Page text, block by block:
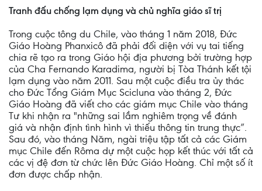
Tranh đấu chống lạm dụng và chủ nghĩa giáo sĩ trị
Trong cuộc tông du Chile, vào tháng 1 năm 2018, Đức
Giáo Hoàng Phanxicô đã phải đối diện với vụ tai tiếng
chia rẽ tạo ra trong Giáo hội địa phương bởi trường hợp
của Cha Fernando Karadima, người bị Tòa Thánh kết tội
lạm dụng vào năm 2011. Sau một cuộc điều tra ủy thác
cho Đức Tổng Giám Mục Scicluna vào tháng 2, Đức
Giáo Hoàng đã viết cho các giám mục Chile vào tháng
Tư khi nhận ra "những sai lầm nghiêm trọng về đánh
giá và nhận định tình hình vì thiếu thông tin trung thực”.
Sau đó, vào tháng Năm, ngài triệu tập tất cả các Giám
mục Chile đến Rôma dự một cuộc họp kết thúc với tất cả
các vị đệ đơn từ chức lên Đức Giáo Hoàng. Chỉ một số ít
đơn được chấp nhận.